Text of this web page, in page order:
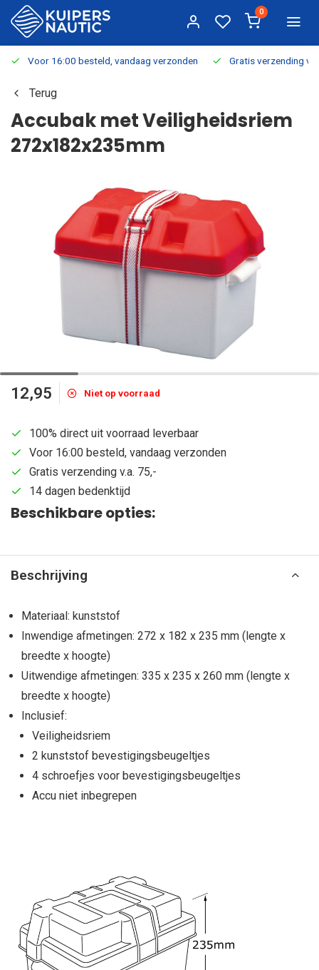
0
Voor 16:00 besteld, vandaag verzonden Gratis verzending
Terug
Accubak met Veiligheidsriem
272x182x235mm
12,95 Niet op voorraad
100% direct uit voorraad leverbaar
Voor 16:00 besteld, vandaag verzonden
Gratis verzending v.a. 75,-
14 dagen bedenktijd
Beschikbare opties:
Beschrijving
Materiaal: kunststof
Inwendige afmetingen: 272 x 182 x 235 mm (lengte x
breedte x hoogte)
Uitwendige afmetingen: 335 x 235 x 260 mm (lengte x
breedte x hoogte)
Inclusief:
Veiligheidsriem
2 kunststof bevestigingsbeugeltjes
4 schroefjes voor bevestigingsbeugeltjes
Accu niet inbegrepen